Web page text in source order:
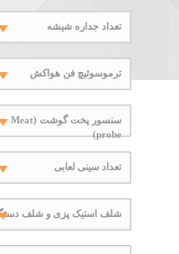
تعداد جداره شیشه
ترموسوئیچ فن هواکش
سنسور پخت گوشت (Meat
probe)
تعداد سینی لعابی
شلف استیک پزی و شلف